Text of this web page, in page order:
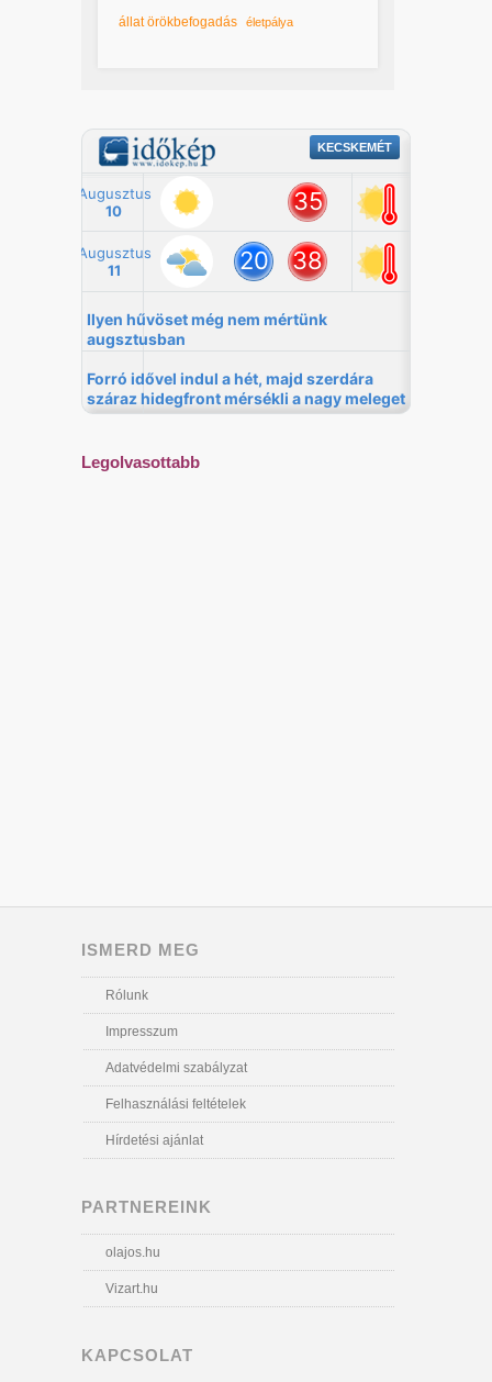
állat örökbefogadás életpálya
Legolvasottabb
ISMERD MEG
Rólunk
Impresszum
Adatvédelmi szabályzat
Felhasználási feltételek
Hírdetési ajánlat
PARTNEREINK
olajos.hu
Vizart.hu
KAPCSOLAT